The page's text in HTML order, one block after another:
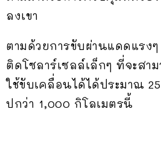
ลงเขา
ตามด้วยการขับผ่านแดดแรง
ติดโซลาร์เซลล์เล็กๆ ที่จะสา
ใช้ขับเคลื่อนได้ได้ประมาณ
ปกว่า 1,000 กิโลเมตรนี้